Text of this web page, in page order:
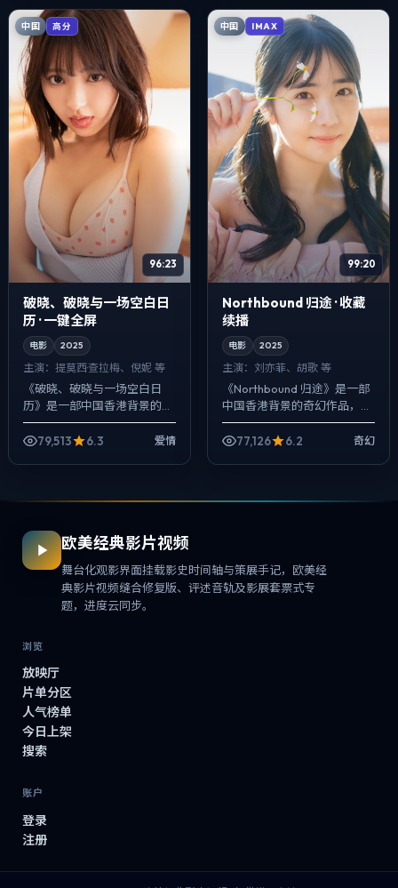
中国 高分
96:23
破晓、破晓与一场空白日
历 · 一键全屏
电影 2025
主演： 提莫西·查拉梅、倪妮 等
《破晓、破晓与一场空白日
历》是一部中国香港背景的爱
情作品，2025年公映，由新
海诚执导，提莫西·查拉梅、倪
79,513 6.3 爱情
中国 IMAX
99:20
Northbound 归途 · 收藏
续播
电影 2025
主演： 刘亦菲、胡歌 等
《Northbound 归途》是一部
中国香港背景的奇幻作品，
2025年公映，由李安执导，
刘亦菲、胡歌、段奕宏等主
77,126 6.2 奇幻
欧美经典影片视频
舞台化观影界面挂载影史时间轴与策展手记，欧美经
典影片视频缝合修复版、评述音轨及影展套票式专
题，进度云同步。
浏览
放映厅
片单分区
人气榜单
今日上架
搜索
账户
登录
注册